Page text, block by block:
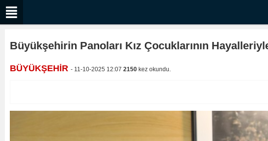
Büyükşehirin Panoları Kız Çocuklarının
BÜYÜKŞEHİR - 11-10-2025 12:07 2150 kez okundu.